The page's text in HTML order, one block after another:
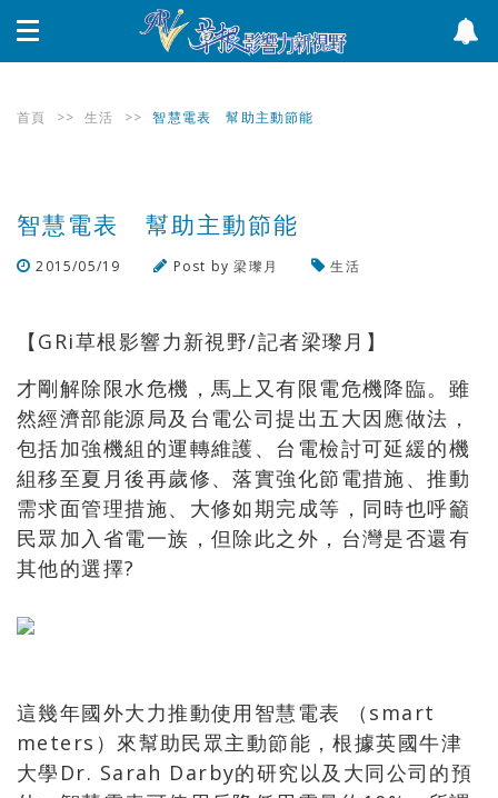
首頁 >> 生活 >> 智慧電表 幫助主動節能
智慧電表 幫助主動節能
2015/05/19 Post by梁瓈月
生活
【GRi草根影響力新視野/記者梁瓈月】
才剛解除限水危機，馬上又有限電危機降臨。雖
然經濟部能源局及台電公司提出五大因應做法，
包括加強機組的運轉維護、台電檢討可延緩的機
組移至夏月後再歲修、落實強化節電措施、推動
需求面管理措施、大修如期完成等，同時也呼籲
民眾加入省電一族，但除此之外，台灣是否還有
其他的選擇?
這幾年國外大力推動使用智慧電表 （smart
meters）來幫助民眾主動節能，根據英國牛津
大學Dr. Sarah Darby的研究以及大同公司的預